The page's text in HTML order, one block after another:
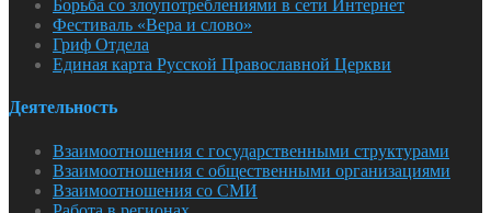
Борьба со злоупотреблениями в сети Интернет
Фестиваль «Вера и слово»
Гриф Отдела
Единая карта Русской Православной Церкви
Деятельность
Взаимоотношения с государственными структурами
Взаимоотношения с общественными организациями
Взаимоотношения со СМИ